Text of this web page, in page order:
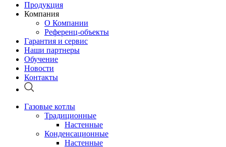
Продукция
Компания
О Компании
Референц-объекты
Гарантия и сервис
Наши партнеры
Обучение
Новости
Контакты
Газовые котлы
Традиционные
Настенные
Конденсационные
Настенные